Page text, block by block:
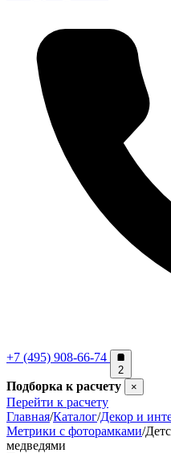
+7 (495) 908-66-74
2
Подборка к расчету ×
Перейти к расчету
Главная/Каталог/Декор и
Метрики с фоторамками/
медведями